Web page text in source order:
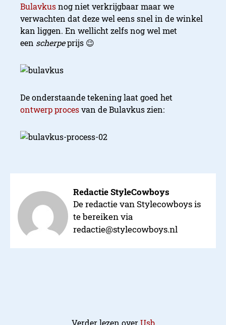
Bulavkusnog niet verkrijgbaar maar we
verwachten dat deze wel eens snel in de winkel
kan liggen. En wellicht zelfs nog wel met
een scherpeprijs 😉
De onderstaande tekening laat goed het
ontwerp procesvan de Bulavkus zien:
Redactie StyleCowboys
De redactie van Stylecowboys is
te bereiken via
redactie@stylecowboys.nl